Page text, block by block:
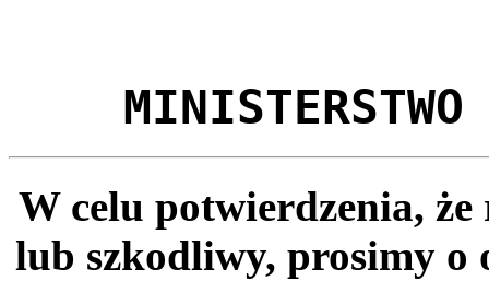
MINISTERSTWO
W celu potwierdzenia,
lub szkodliwy, prosimy o